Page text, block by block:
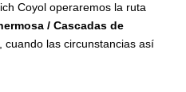
Coyol operaremos la ruta
/ Cascadas de
, cuando las circunstancias así